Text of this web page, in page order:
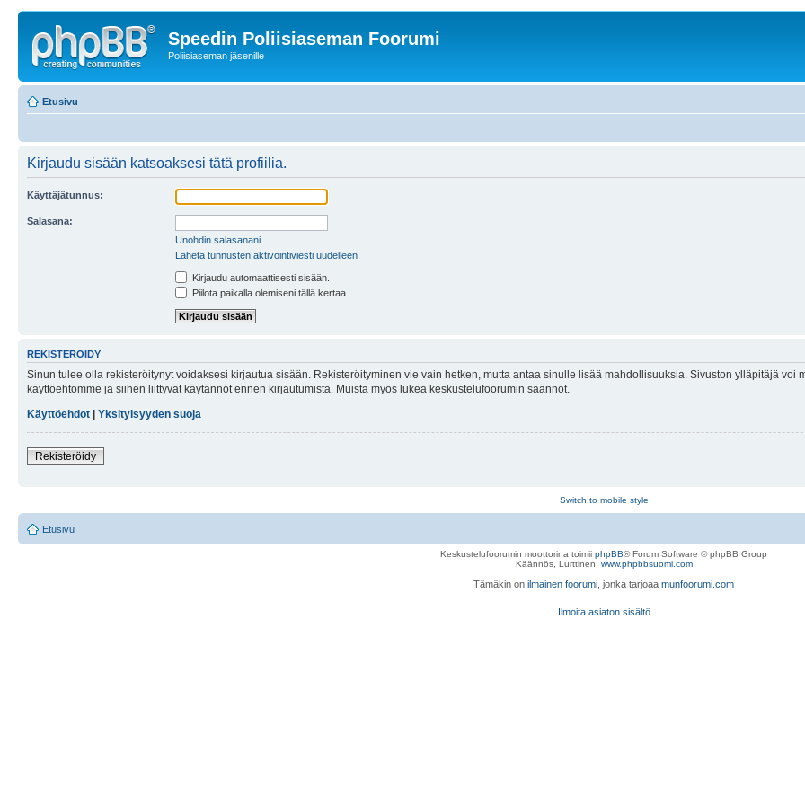
Speedin Poliisiaseman Foorumi
Poliisiaseman jäsenille
Etusivu
Kirjaudu sisään katsoaksesi tätä profiilia.
Käyttäjätunnus:
Salasana:
Unohdin salasanani
Lähetä tunnusten aktivointiviesti uudelleen
Kirjaudu automaattisesti sisään.
Piilota paikalla olemiseni tällä kertaa
REKISTERÖIDY
Sinun tulee olla rekisteröitynyt voidaksesi kirjautua sisään. Rekisteröityminen vie vain hetken, mutta antaa sinulle lisää mahdollisuuksia. Sivuston ylläpitäjä
käyttöehtomme ja siihen liittyvät käytännöt ennen kirjautumista. Muista myös lukea keskustelufoorumin säännöt.
Käyttöehdot
Yksityisyyden suoja
Rekisteröidy
Switch to mobile style
Etusivu
Keskustelufoorumin moottorina toimii phpBB® Forum Software © phpBB Group
Käännös, Lurttinen, www.phpbbsuomi.com
Tämäkin on ilmainen foorumi , jonka tarjoaa munfoorumi.com
Ilmoita asiaton sisältö